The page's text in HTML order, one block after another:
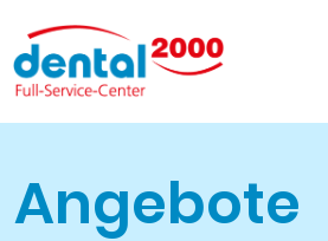
Angebote